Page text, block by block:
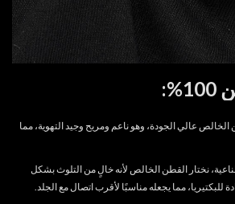
عالي الجودة، وهو ناعم ومريح وجيد التهوية، مما
نختار القطن الخالص لأنه خالٍ من التلوث بشكل
مما يجعله مناسبًا لأقرب اتصال مع الجلد.